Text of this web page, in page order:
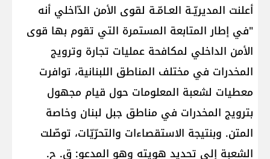
أعلنت المديريّـة العـامّـة لقوى الأمن الدّاخلي أنه
"في إطار المتابعة المستمرة التي تقوم بها ​قوى
الأمن الداخلي​ لمكافحة عمليات تجارة وترويج
المخدرات في مختلف المناطق اللبنانية، توافرت
معطيات لشعبة المعلومات حول قيام مجهول
بترويج المخدرات في مناطق ​جبل لبنان​ وخاصة
المتن. وبنتيجة الاستقصاءات والتحرّيّات، توصّلت
الشعبة إلى تحديد هويته وهو المدعو: ​ق. ح.​